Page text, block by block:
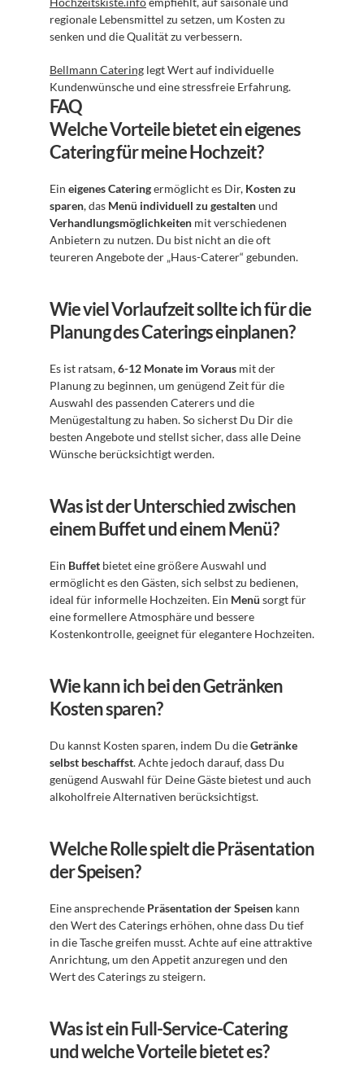
regionale Lebensmittel zu setzen, um Kosten zu
senken und die Qualität zu verbessern.
Bellmann Catering legt Wert auf individuelle
Kundenwünsche und eine stressfreie Erfahrung.
FAQ
Welche Vorteile bietet ein eigenes
Catering für meine Hochzeit?
Ein eigenes Catering ermöglicht es Dir, Kosten zu
sparen, das Menü individuell zu gestalten
Verhandlungsmöglichkeiten mit verschiedenen
Anbietern zu nutzen. Du bist nicht an die oft
teureren Angebote der „Haus-Caterer“ gebunden.
Wie viel Vorlaufzeit sollte ich für die
Planung des Caterings einplanen?
Es ist ratsam, 6-12 Monate im Voraus mit der
Planung zu beginnen, um genügend Zeit für die
Auswahl des passenden Caterers und die
Menügestaltung zu haben. So sicherst Du Dir die
besten Angebote und stellst sicher, dass alle Deine
Wünsche berücksichtigt werden.
Was ist der Unterschied zwischen
einem Buffet und einem Menü?
Ein Buffet bietet eine größere Auswahl und
ermöglicht es den Gästen, sich selbst zu bedienen,
ideal für informelle Hochzeiten. Ein Menü sorgt für
eine formellere Atmosphäre und bessere
Kostenkontrolle, geeignet für elegantere Hochzeiten.
Wie kann ich bei den Getränken
Kosten sparen?
Du kannst Kosten sparen, indem Du die Getränke
selbst beschaffst. Achte jedoch darauf, dass Du
genügend Auswahl für Deine Gäste bietest und auch
alkoholfreie Alternativen berücksichtigst.
Welche Rolle spielt die Präsentation
der Speisen?
Eine ansprechende Präsentation der Speisen kann
den Wert des Caterings erhöhen, ohne dass Du tief
in die Tasche greifen musst. Achte auf eine attraktive
Anrichtung, um den Appetit anzuregen und den
Wert des Caterings zu steigern.
Was ist ein Full-Service-Catering
und welche Vorteile bietet es?